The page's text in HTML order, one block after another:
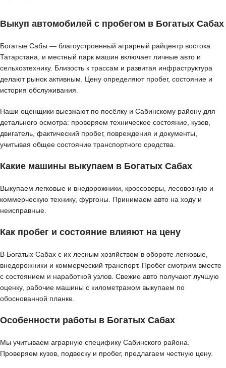
Выкуп автомобилей с пробегом в Богатых Сабах
Богатые Сабы — благоустроенный аграрный райцентр востока
Татарстана, и местный парк машин включает личные авто и
сельхозтехнику. Близость к трассам и развитая инфраструктура
делают рынок активным. Цену определяют пробег, состояние и
история обслуживания.
Наши оценщики выезжают по посёлку и Сабинскому району для
детального осмотра: проверяем техническое состояние, кузов,
двигатель, фактический пробег, повреждения и документы,
учитывая общее состояние транспортного средства.
Какие машины выкупаем в Богатых Сабах
Выкупаем легковые и внедорожники, кроссоверы, лесовозную и
коммерческую технику, фургоны. Принимаем авто на ходу и
неисправные.
Как пробег и состояние влияют на цену
В Богатых Сабах с их лесным хозяйством в обороте легковые,
внедорожники и коммерческий транспорт. Пробег смотрим вместе
с состоянием и наработкой узлов. Свежие авто получают лучшую
оценку, рабочие машины с километражом выкупаем по
обоснованной планке.
Особенности работы в Богатых Сабах
Мы учитываем аграрную специфику Сабинского района.
Проверяем кузов, подвеску и пробег, предлагаем честную цену.